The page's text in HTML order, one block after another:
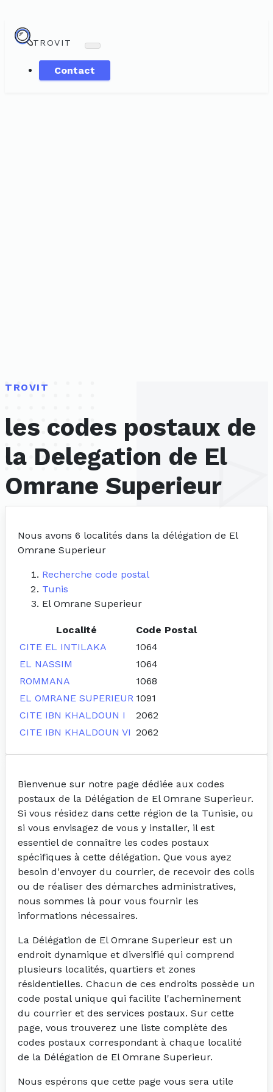
TROVIT
Contact
TROVIT
les codes postaux de
la Delegation de El
Omrane Superieur
Nous avons 6 localités dans la délégation de El
Omrane Superieur
Recherche code postal
Tunis
El Omrane Superieur
Localité
Code Postal
CITE EL INTILAKA
1064
EL NASSIM
1064
ROMMANA
1068
EL OMRANE SUPERIEUR 1091
CITE IBN KHALDOUN I
2062
CITE IBN KHALDOUN VI 2062
Bienvenue sur notre page dédiée aux codes
postaux de la Délégation de El Omrane Superieur.
Si vous résidez dans cette région de la Tunisie, ou
si vous envisagez de vous y installer, il est
essentiel de connaître les codes postaux
spécifiques à cette délégation. Que vous ayez
besoin d'envoyer du courrier, de recevoir des colis
ou de réaliser des démarches administratives,
nous sommes là pour vous fournir les
informations nécessaires.
La Délégation de El Omrane Superieur est un
endroit dynamique et diversifié qui comprend
plusieurs localités, quartiers et zones
résidentielles. Chacun de ces endroits possède un
code postal unique qui facilite l'acheminement
du courrier et des services postaux. Sur cette
page, vous trouverez une liste complète des
codes postaux correspondant à chaque localité
de la Délégation de El Omrane Superieur.
Nous espérons que cette page vous sera utile